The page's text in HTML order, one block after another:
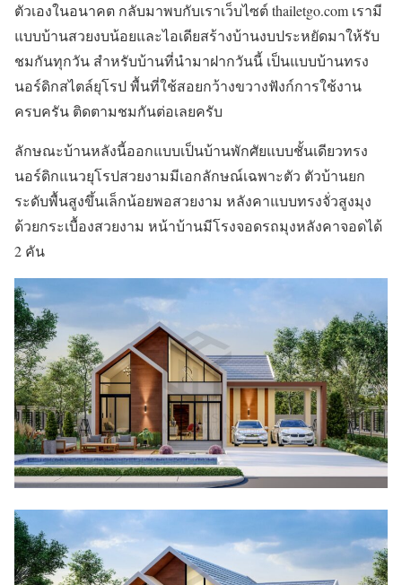
ตัวเองในอนาคต กลับมาพบกับเราเว็บไซต์ thailetgo.com เรามี
แบบบ้านสวยงบน้อยและไอเดียสร้างบ้านงบประหยัดมาให้รับ
ชมกันทุกวัน สำหรับบ้านที่นำมาฝากวันนี้ เป็นแบบบ้านทรง
นอร์ดิกสไตล์ยุโรป พื้นที่ใช้สอยกว้างขวางฟังก์การใช้งาน
ครบครัน ติดตามชมกันต่อเลยครับ
ลักษณะบ้านหลังนี้ออกแบบเป็นบ้านพักศัยแบบชั้นเดียวทรง
นอร์ดิกแนวยุโรปสวยงามมีเอกลักษณ์เฉพาะตัว ตัวบ้านยก
ระดับพื้นสูงขึ้นเล็กน้อยพอสวยงาม หลังคาแบบทรงจั่วสูงมุง
ด้วยกระเบื้องสวยงาม หน้าบ้านมีโรงจอดรถมุงหลังคาจอดได้
2 คัน